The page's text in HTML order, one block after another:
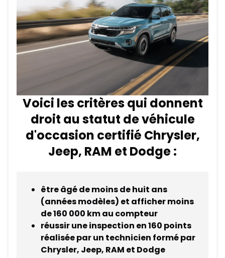
Voici les critères qui donnent
droit au statut de véhicule
d'occasion certifié Chrysler,
Jeep, RAM et Dodge :
être âgé de moins de huit ans
(années modèles) et afficher moins
de 160 000 km au compteur
réussir une inspection en 160 points
réalisée par un technicien formé par
Chrysler, Jeep, RAM et Dodge